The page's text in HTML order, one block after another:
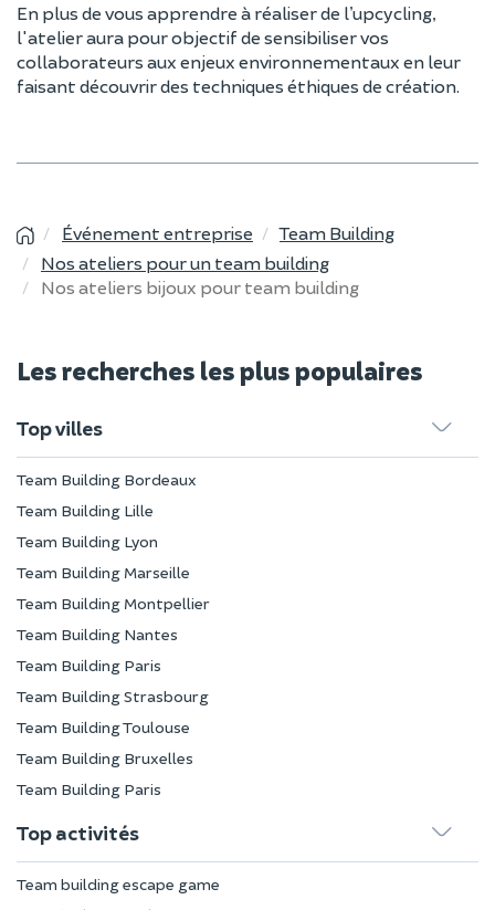
En plus de vous apprendre à réaliser de l’upcycling,
l'atelier aura pour objectif de sensibiliser vos
collaborateurs aux enjeux environnementaux en leur
faisant découvrir des techniques éthiques de création.
Événement entreprise
Team Building
Nos ateliers pour un team building
Nos ateliers bijoux pour team building
Les recherches les plus populaires
Top villes
Team Building Bordeaux
Team Building Lille
Team Building Lyon
Team Building Marseille
Team Building Montpellier
Team Building Nantes
Team Building Paris
Team Building Strasbourg
Team Building Toulouse
Team Building Bruxelles
Team Building Paris
Top activités
Team building escape game